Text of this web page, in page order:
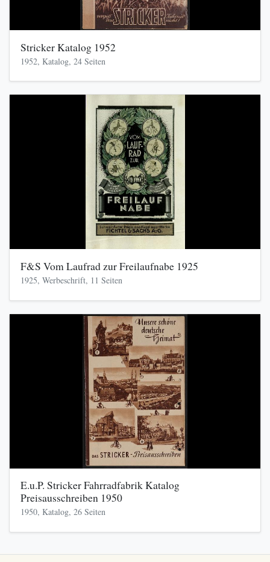
Stricker Katalog 1952
1952, Katalog, 24 Seiten
F&S Vom Laufrad zur Freilaufnabe 1925
1925, Werbeschrift, 11 Seiten
E.u.P. Stricker Fahrradfabrik Katalog
Preisausschreiben 1950
1950, Katalog, 26 Seiten